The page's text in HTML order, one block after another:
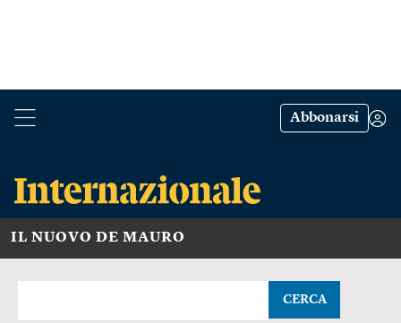
Abbonarsi
IL NUOVO DE MAURO
CERCA